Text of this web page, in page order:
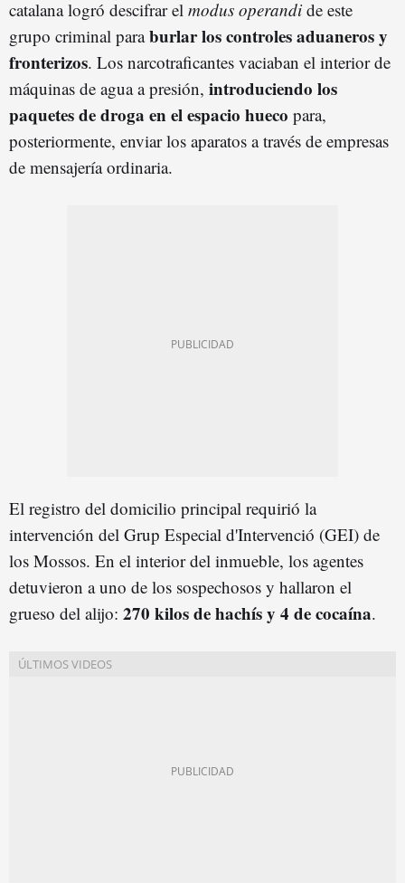
catalana logró descifrar el modus operandi de este
grupo criminal paraburlar los controles aduaneros y
fronterizos. Los narcotraficantes vaciaban el interior de
máquinas de agua a presión, introduciendo los
paquetes de droga en el espacio hueco para,
posteriormente, enviar los aparatos a través de empresas
de mensajería ordinaria.
El registro del domicilio principal requirió la
intervención del Grup Especial d'Intervenció (GEI) de
los Mossos. En el interior del inmueble, los agentes
detuvieron a uno de los sospechosos y hallaron el
grueso del alijo: 270 kilos de hachís y 4 de cocaína.